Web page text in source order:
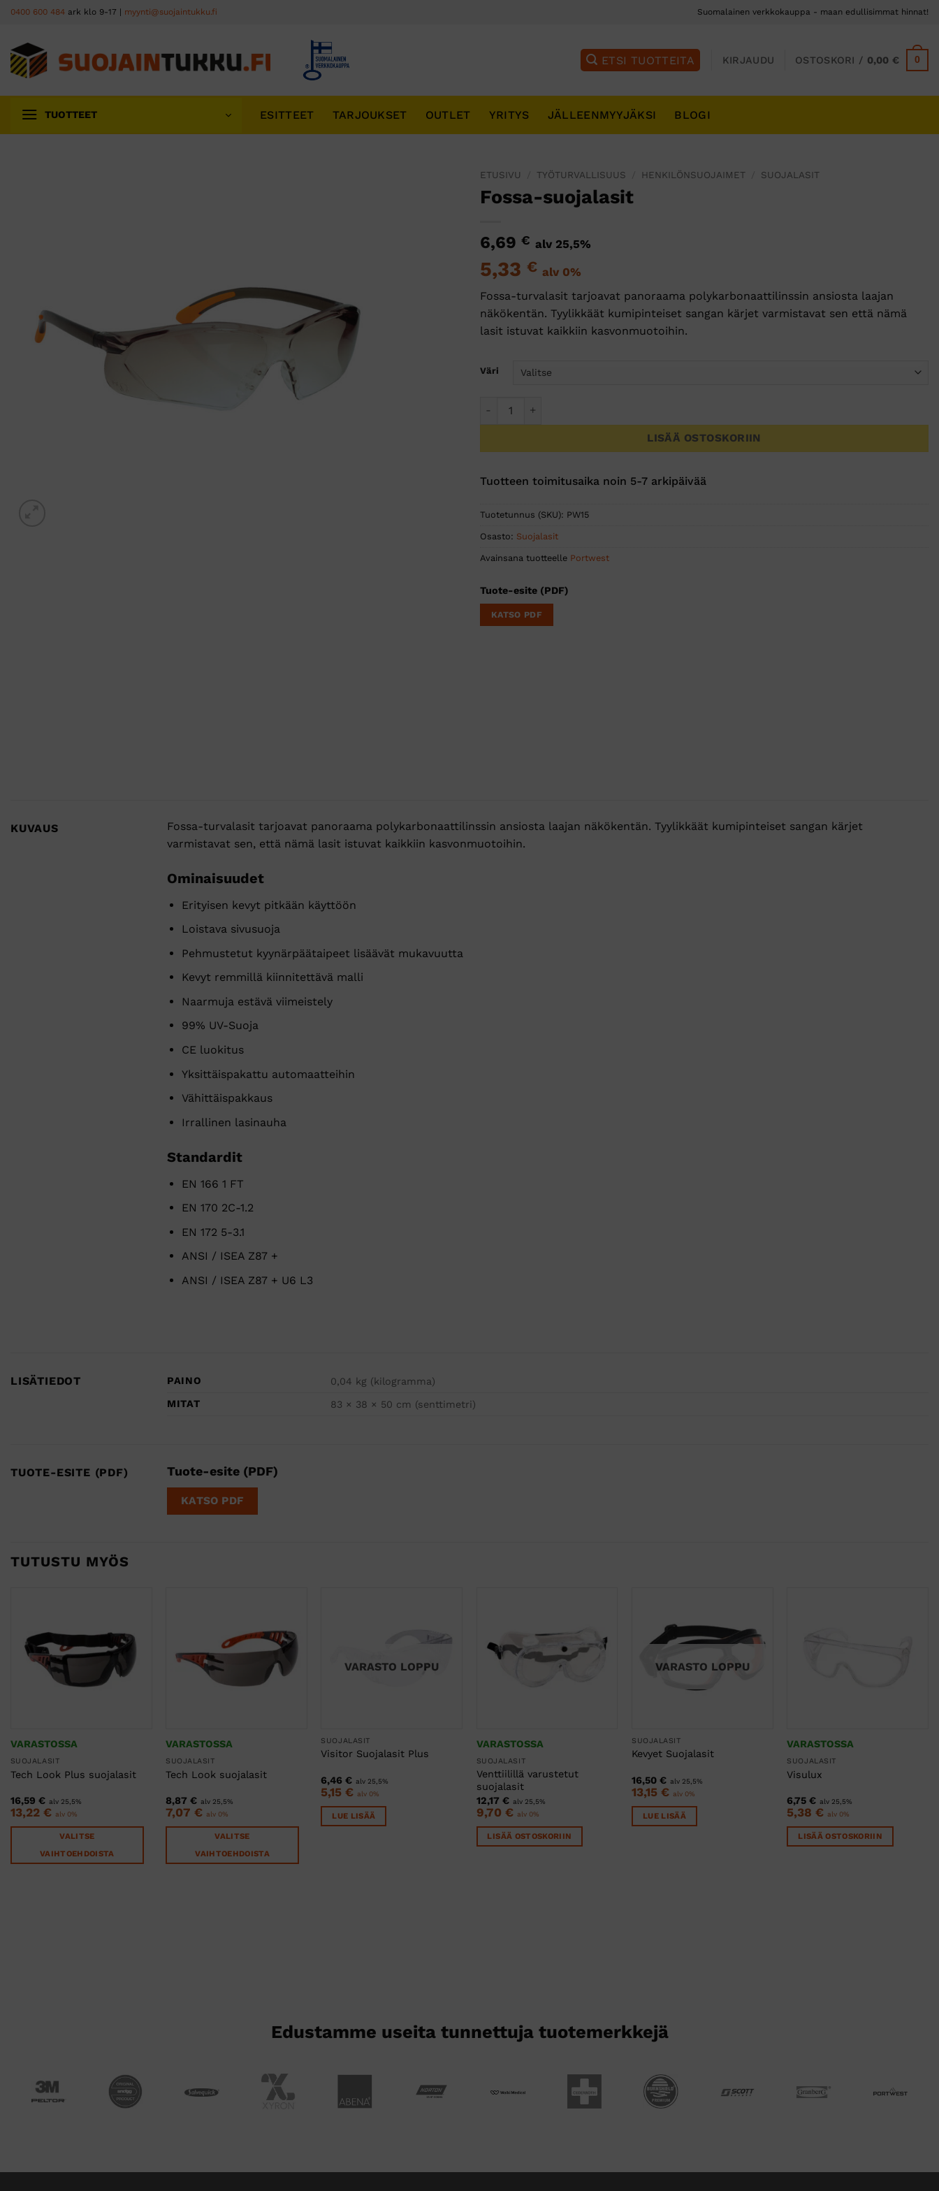
Skip
content
0400 600 484 ark klo 9-17 | myynti@suojaintukku.fi Suomalainen verkkokauppa - maan edullisimmat hinnat!
KIRJAUDU OSTOSKORI / 0,00€ 0
TUOTTEET ESITTEET TARJOUKSET OUTLET YRITYS JÄLLEENMYYJÄKSI BLOGI
ETUSIVU TYÖTURVALLISUUS HENKILÖNSUOJAIMET SUOJALASIT
Fossa-suojalasit
6,69 € alv 25,5%
5,33 € alv 0%
Fossa-turvalasit tarjoavat panoraama polykarbonaattilinssin ansiosta laajan
näkökentän. Tyylikkäät kumipinteiset sangan kärjet varmistavat sen että nämä
lasit istuvat kaikkiin kasvonmuotoihin.
Väri
LISÄÄ OSTOSKORIIN
Tuotteen toimitusaika noin 5-7 arkipäivää
Tuotetunnus (SKU): PW15
Osasto: Suojalasit
Avainsana tuotteelle Portwest
Tuote-esite (PDF)
KATSO PDF
KUVAUS
Fossa-turvalasit tarjoavat panoraama polykarbonaattilinssin ansiosta laajan näkökentän. Tyylikkäät kumipinteiset sangan kärjet
varmistavat sen, että nämä lasit istuvat kaikkiin kasvonmuotoihin.
Ominaisuudet
Erityisen kevyt pitkään käyttöön
Loistava sivusuoja
Pehmustetut kyynärpäätaipeet lisäävät mukavuutta
Kevyt remmillä kiinnitettävä malli
Naarmuja estävä viimeistely
99% UV-Suoja
CE luokitus
Yksittäispakattu automaatteihin
Vähittäispakkaus
Irrallinen lasinauha
Standardit
EN 166 1 FT
EN 170 2C-1.2
EN 172 5-3.1
ANSI / ISEA Z87 +
ANSI / ISEA Z87 + U6 L3
LISÄTIEDOT PAINO
0,04 kg (kilogramma)
MITAT
83 × 38 × 50 cm (senttimetri)
TUOTE-ESITE (PDF) Tuote-esite (PDF)
KATSO PDF
TUTUSTU MYÖS
VARASTOSSA
SUOJALASIT
Tech Look Plus suojalasit
16,59 € alv 25,5%
13,22 € alv 0%
VALITSE
VAIHTOEHDOISTA
VARASTOSSA
SUOJALASIT
Tech Look suojalasit
8,87€ alv 25,5%
7,07€ alv 0%
VALITSE
VAIHTOEHDOISTA
VARASTO LOPPU
SUOJALASIT
Visitor Suojalasit Plus
6,46€ alv 25,5%
5,15€ alv 0%
LUE LISÄÄ
VARASTOSSA
SUOJALASIT
Venttiilillä varustetut
suojalasit
12,17 € alv 25,5%
9,70 € alv 0%
LISÄÄ OSTOSKORIIN
VARASTO LOPPU
SUOJALASIT
Kevyet Suojalasit
16,50€ alv 25,5%
13,15€ alv 0%
LUE LISÄÄ
VARASTOSSA
SUOJALASIT
Visulux
6,75€ alv 25,5%
5,38€ alv 0%
LISÄÄ OSTOSKORIIN
Edustamme useita tunnettuja tuotemerkkejä